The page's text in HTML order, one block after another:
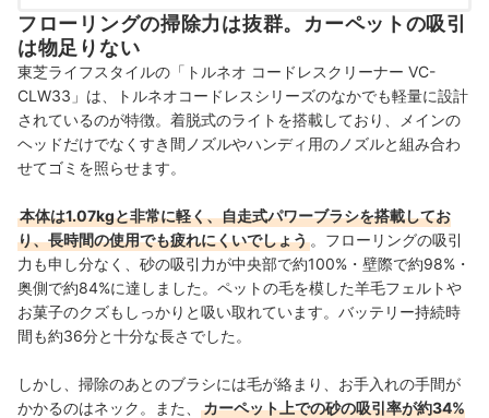
フローリングの掃除力は抜群。カーペットの吸引
は物足りない
東芝ライフスタイルの「トルネオ コードレスクリーナー VC-
CLW33」は、トルネオコードレスシリーズのなかでも軽量に設計
されているのが特徴。着脱式のライトを搭載しており、メインの
ヘッドだけでなくすき間ノズルやハンディ用のノズルと組み合わ
せてゴミを照らせます。
本体は1.07kgと非常に軽く、自走式パワーブラシを搭載してお
り、長時間の使用でも疲れにくいでしょう 。フローリングの吸引
力も申し分なく、砂の吸引力が中央部で約100%・壁際で約98%・
奥側で約84%に達しました。ペットの毛を模した羊毛フェルトや
お菓子のクズもしっかりと吸い取れています。バッテリー持続時
間も約36分と十分な長さでした。
しかし、掃除のあとのブラシには毛が絡まり、お手入れの手間が
かかるのはネック。また、
カーペット上での砂の吸引率が約34%